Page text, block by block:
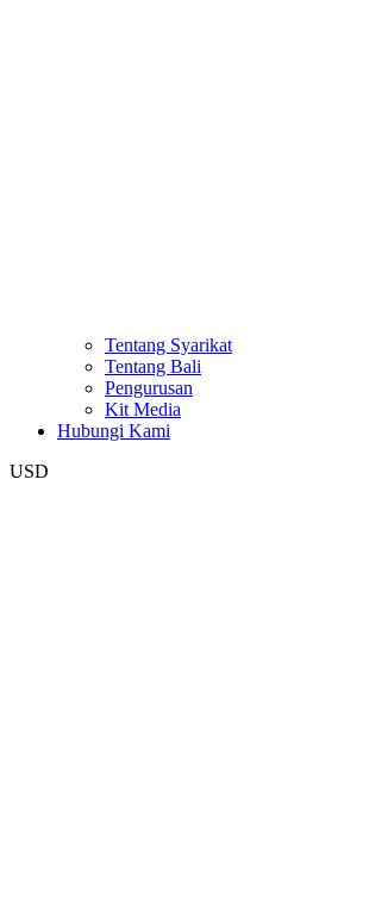
Tentang Syarikat
Tentang Bali
Pengurusan
Kit Media
Hubungi Kami
USD